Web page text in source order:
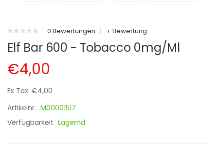
0 Bewertungen | + Bewertung
Elf Bar 600 - Tobacco 0mg/ml
€4,00
Ex Tax: €4,00
Artikelnr. M00001517
Verfügbarkeit Lagernd